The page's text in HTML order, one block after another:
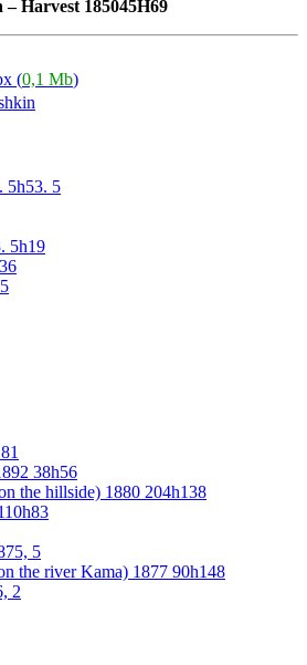
–Harvest 185045H69
(0,1 Mb)